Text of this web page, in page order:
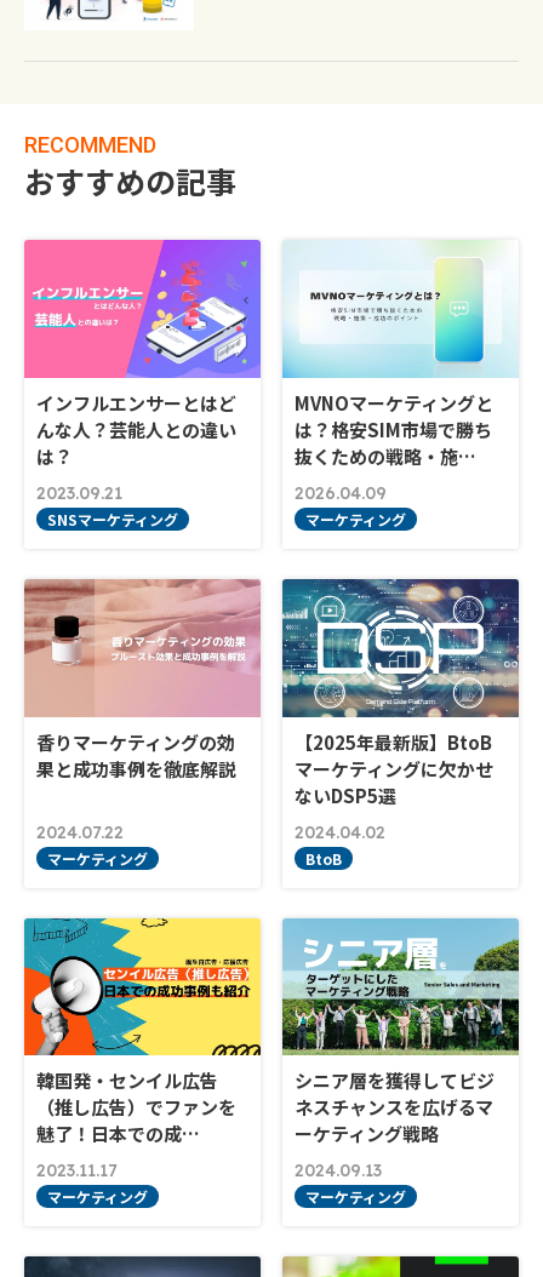
RECOMMEND
おすすめの記事
インフルエンサーとはど
んな人？芸能人との違い
は？
2023.09.21
SNSマーケティング
MVNOマーケティングと
は？格安SIM市場で勝ち
抜くための戦略・施…
2026.04.09
マーケティング
香りマーケティングの効
果と成功事例を徹底解説
2024.07.22
マーケティング
【2025年最新版】BtoB
マーケティングに欠かせ
ないDSP5選
2024.04.02
BtoB
韓国発・センイル広告
（推し広告）でファンを
魅了！日本での成…
2023.11.17
マーケティング
シニア層を獲得してビジ
ネスチャンスを広げるマ
ーケティング戦略
2024.09.13
マーケティング